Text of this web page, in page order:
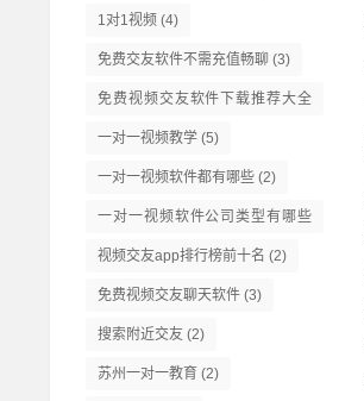
1对1视频 (4)
免费交友软件不需充值畅聊 (3)
免费视频交友软件下载推荐大全
(5)
一对一视频教学 (5)
一对一视频软件都有哪些 (2)
一对一视频软件公司类型有哪些
(2)
视频交友app排行榜前十名 (2)
免费视频交友聊天软件 (3)
搜索附近交友 (2)
苏州一对一教育 (2)